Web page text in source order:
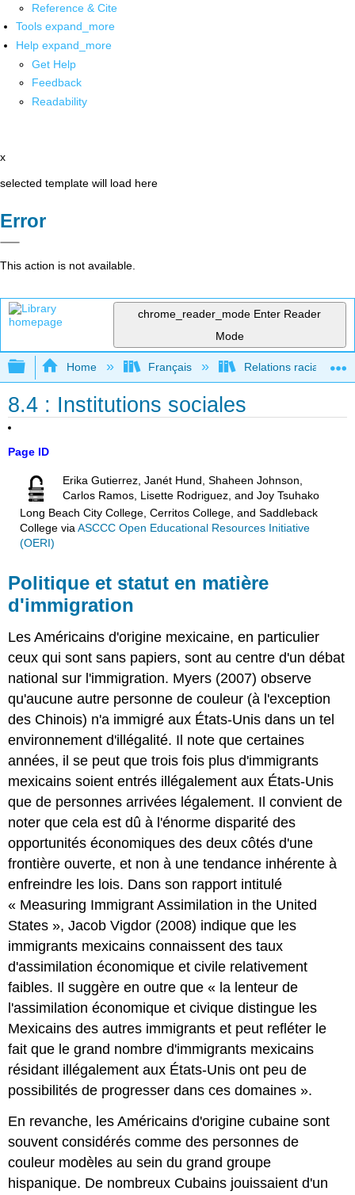
Reference & Cite
Tools expand_more
Help expand_more
Get Help
Feedback
Readability
x
selected template will load here
Error
This action is not available.
chrome_reader_mode Enter Reader
Mode
Expand/collapse global hierarchy
Home Français Relations raciales et
8.4 : Institutions sociales
Page ID
Erika Gutierrez, Janét Hund, Shaheen Johnson,
Carlos Ramos, Lisette Rodriguez, and Joy Tsuhako
Long Beach City College, Cerritos College, and Saddleback
Collegevia ASCCC Open Educational Resources Initiative
(OERI)
Politique et statut en matière
d'immigration
Les Américains d'origine mexicaine, en particulier
ceux qui sont sans papiers, sont au centre d'un débat
national sur l'immigration. Myers (2007) observe
qu'aucune autre personne de couleur (à l'exception
des Chinois) n'a immigré aux États-Unis dans un tel
environnement d'illégalité. Il note que certaines
années, il se peut que trois fois plus d'immigrants
mexicains soient entrés illégalement aux États-Unis
que de personnes arrivées légalement. Il convient de
noter que cela est dû à l'énorme disparité des
opportunités économiques des deux côtés d'une
frontière ouverte, et non à une tendance inhérente à
enfreindre les lois. Dans son rapport intitulé
« Measuring Immigrant Assimilation in the United
States », Jacob Vigdor (2008) indique que les
immigrants mexicains connaissent des taux
d'assimilation économique et civile relativement
faibles. Il suggère en outre que « la lenteur de
l'assimilation économique et civique distingue les
Mexicains des autres immigrants et peut refléter le
fait que le grand nombre d'immigrants mexicains
résidant illégalement aux États-Unis ont peu de
possibilités de progresser dans ces domaines ».
En revanche, les Américains d'origine cubaine sont
souvent considérés comme des personnes de
couleur modèles au sein du grand groupe
hispanique. De nombreux Cubains jouissaient d'un